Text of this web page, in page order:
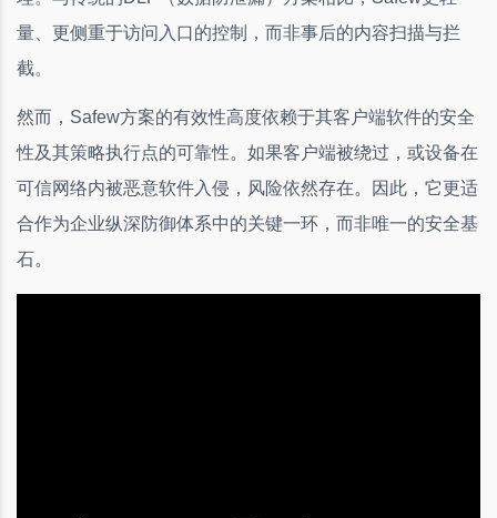
量、更侧重于访问入口的控制，而非事后的内容扫描与拦
截。
然而，Safew方案的有效性高度依赖于其客户端软件的安全
性及其策略执行点的可靠性。如果客户端被绕过，或设备在
可信网络内被恶意软件入侵，风险依然存在。因此，它更适
合作为企业纵深防御体系中的关键一环，而非唯一的安全基
石。